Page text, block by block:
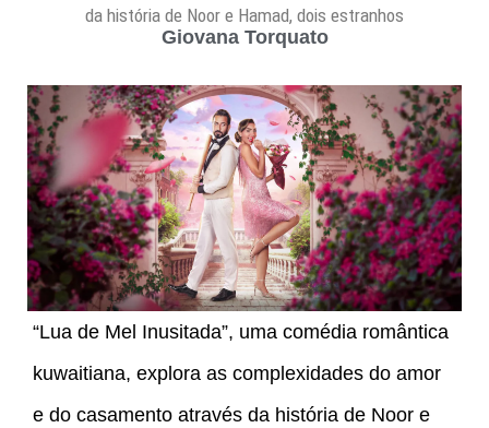
da história de Noor e Hamad, dois estranhos
Giovana Torquato
“Lua de Mel Inusitada”, uma comédia romântica
kuwaitiana, explora as complexidades do amor
e do casamento através da história de Noor e